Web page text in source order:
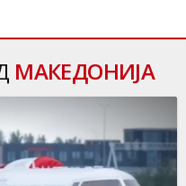
МАКЕДОНИЈА